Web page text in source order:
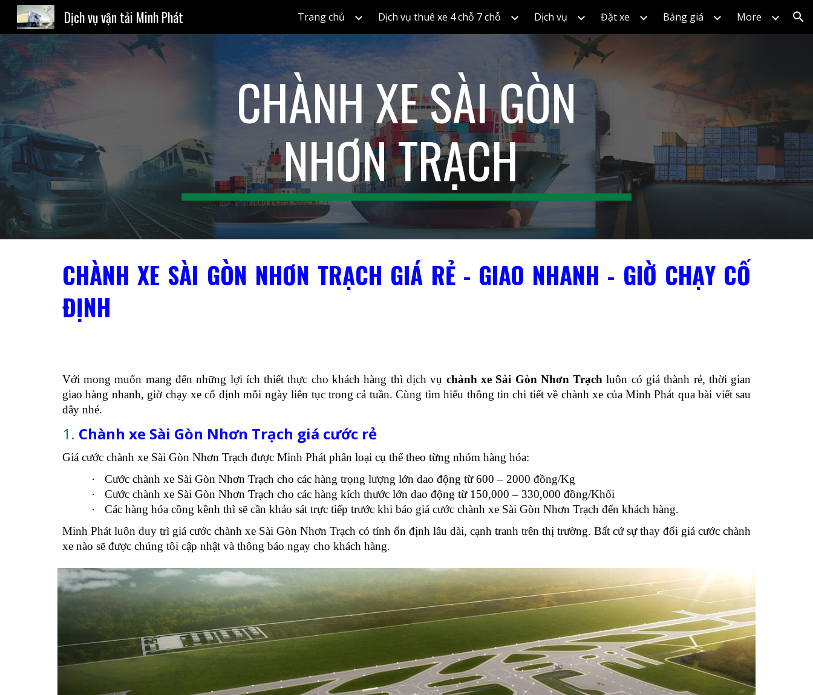
Skip to main content Skip to navigation
Dịch vụ vận tải Minh Phát Trang chủ Dịch vụ thuê xe 4 chỗ 7 chỗ Dịch vụ Đặt xe Bảng giá More
CHÀNH XE SÀI GÒN
NHƠN TRẠCH
CHÀNH XE SÀI GÒN NHƠN TRẠCH GIÁ RẺ - GIAO NHANH - GIỜ CHẠY CỐ
ĐỊNH
Với mong muốn mang đến những lợi ích thiết thực cho khách hàng thì dịch vụ chành xe Sài Gòn Nhơn Trạch luôn có giá thành rẻ, thời gian
giao hàng nhanh, giờ chạy xe cố định mỗi ngày liên tục trong cả tuần. Cùng tìm hiểu thông tin chi tiết về chành xe của Minh Phát qua bài viết sau
đây nhé.
1. Chành xe Sài Gòn Nhơn Trạch giá cước rẻ
Giá cước chành xe Sài Gòn Nhơn Trạch được Minh Phát phân loại cụ thể theo từng nhóm hàng hóa:
·
Cước chành xe Sài Gòn Nhơn Trạch cho các hàng trọng lượng lớn dao động từ 600 – 2000 đồng/Kg
·
Cước chành xe Sài Gòn Nhơn Trạch cho các hàng kích thước lớn dao động từ 150,000 – 330,000 đồng/Khối
·
Các hàng hóa cồng kềnh thì sẽ cần khảo sát trực tiếp trước khi báo giá cước chành xe Sài Gòn Nhơn Trạch đến khách hàng.
Minh Phát luôn duy trì giá cước chành xe Sài Gòn Nhơn Trạch có tính ổn định lâu dài, cạnh tranh trên thị trường. Bất cứ sự thay đổi giá cước chành
xe nào sẽ được chúng tôi cập nhật và thông báo ngay cho khách hàng.